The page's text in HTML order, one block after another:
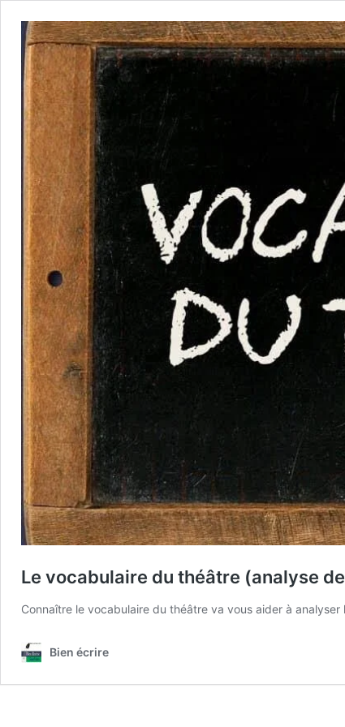
Le vocabulaire du théâtre (analyse
Connaître le vocabulaire du théâtre va vous aider à
Bien écrire